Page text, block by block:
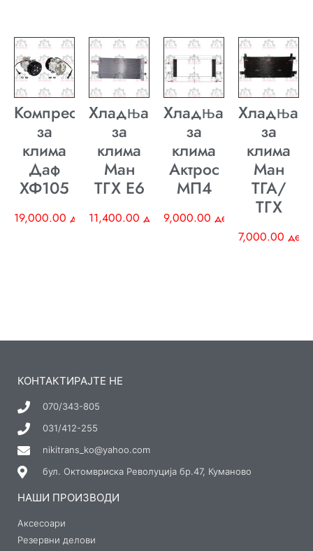
Компресор
за
клима
Даф
ХФ105
19,000.00 ден
Хладњак
за
клима
Ман
ТГХ E6
11,400.00 ден
Хладњак
за
клима
Актрос
МП4
9,000.00 ден
Хладњак
за
клима
Ман
ТГА/
ТГХ
7,000.00 ден
КОНТАКТИРАЈТЕ НЕ
070/343-805
031/412-255
nikitrans_ko@yahoo.com
бул. Октомвриска Револуција бр.47, Куманово
НАШИ ПРОИЗВОДИ
Аксесоари
Резервни делови